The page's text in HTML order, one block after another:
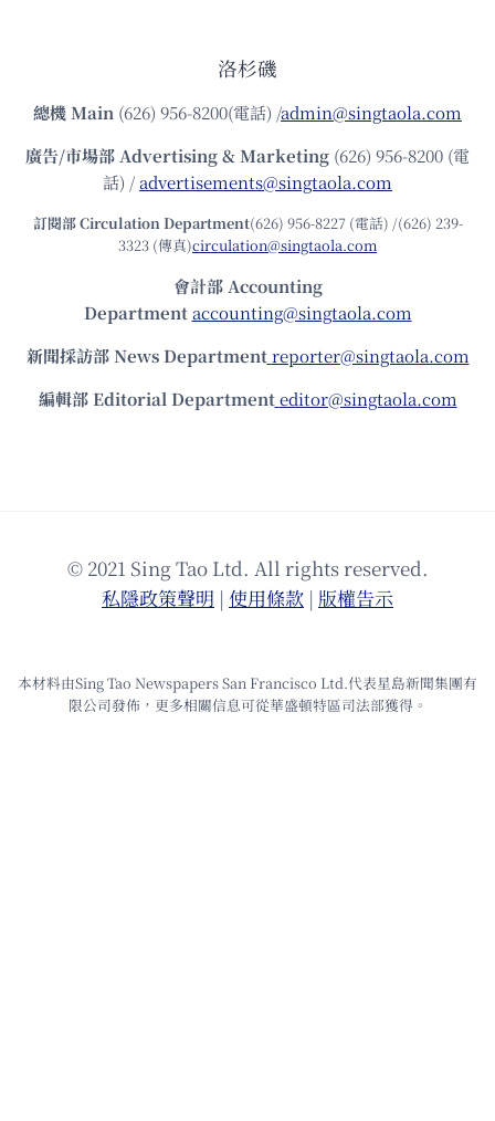
洛杉磯
總機Main (626) 956-8200(電話) /admin@singtaola.com
廣告/市場部Advertising & Marketing (626) 956-8200 (電
話) /advertisements@singtaola.com
訂閱部 Circulation Department(626) 956-8227 (電話) /(626) 239-
3323 (傳真)circulation@singtaola.com
會計部 Accounting
Department accounting@singtaola.com
新聞採訪部 News Department reporter@singtaola.com
編輯部 Editorial Department editor@singtaola.com
© 2021 Sing Tao Ltd. All rights reserved.
私隱政策聲明 | 使⽤條款 | 版權告⽰
本材料由Sing Tao Newspapers San Francisco Ltd.代表星島新聞集團有
限公司發佈，更多相關信息可從華盛頓特區司法部獲得。